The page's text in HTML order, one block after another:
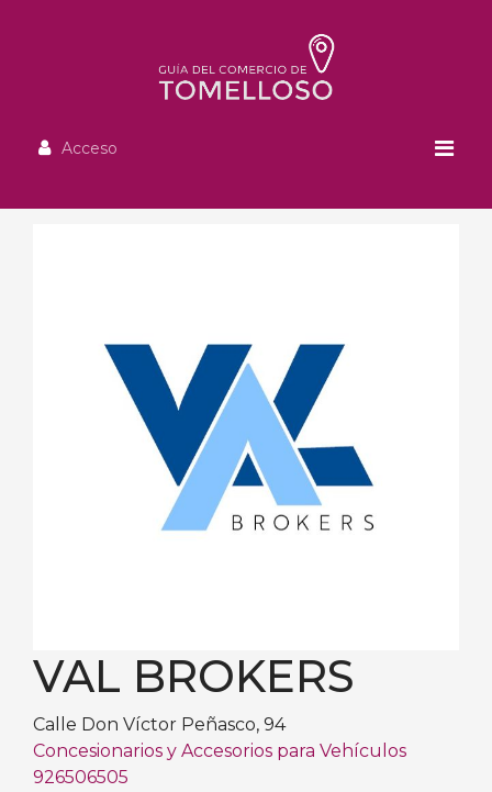
Acceso
VAL BROKERS
Calle Don Víctor Peñasco, 94
Concesionarios y Accesorios para Vehículos
926506505